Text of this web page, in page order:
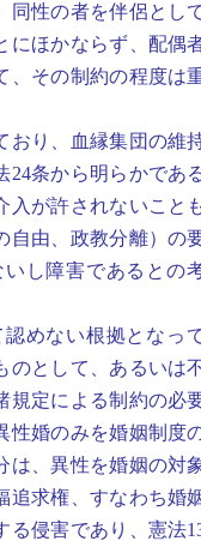
同性の者を伴侶とし
にほかならず、配偶
、その制約の程度は
り、血縁集団の維
条から明らかであ
入が許されないこと
自由、政教分離）の
し障害であるとの
めない根拠となっ
のとして、あるいは
規定による制約の必
性婚のみを婚姻制度
は、異性を婚姻の対
追求権、すなわち婚
侵害であり、憲法